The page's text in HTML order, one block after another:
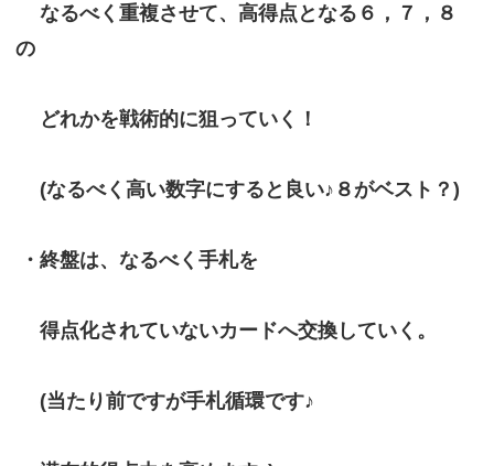
なるべく重複させて、高得点となる６，７，８
の
どれかを戦術的に狙っていく！
(なるべく高い数字にすると良い♪８がベスト？)
・終盤は、なるべく手札を
得点化されていないカードへ交換していく。
(当たり前ですが手札循環です♪